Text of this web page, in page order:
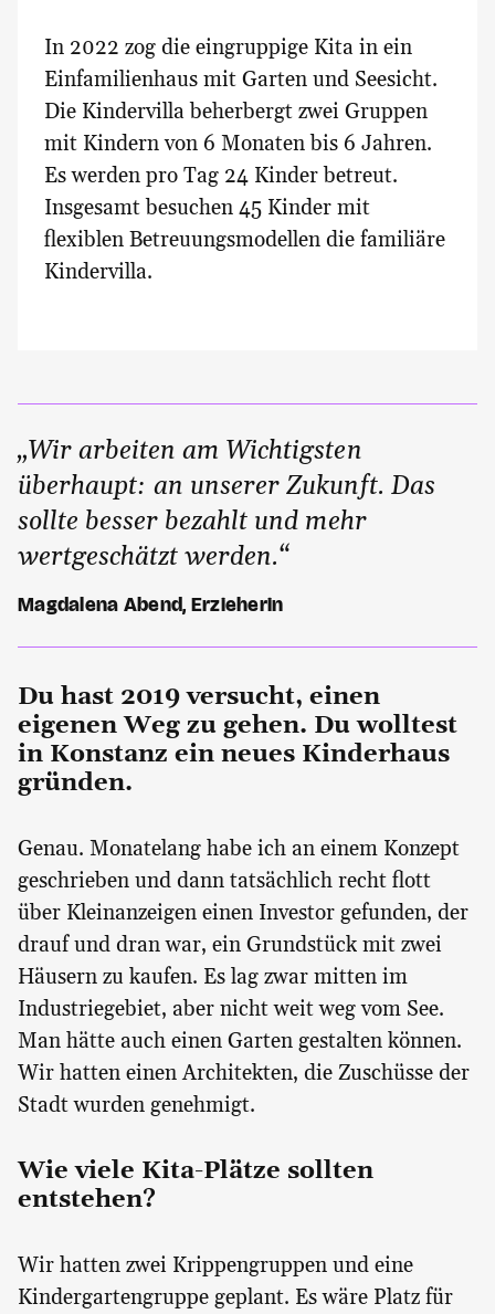
In 2022 zog die eingruppige Kita in ein
Einfamilienhaus mit Garten und Seesicht.
Die Kindervilla beherbergt zwei Gruppen
mit Kindern von 6 Monaten bis 6 Jahren.
Es werden pro Tag 24 Kinder betreut.
Insgesamt besuchen 45 Kinder mit
flexiblen Betreuungsmodellen die familiäre
Kindervilla.
„Wir arbeiten am Wichtigsten
überhaupt: an unserer Zukunft. Das
sollte besser bezahlt und mehr
wertgeschätzt werden.“
Magdalena Abend, Erzieherin
Du hast 2019 versucht, einen
eigenen Weg zu gehen. Du wolltest
in Konstanz ein neues Kinderhaus
gründen.
Genau. Monatelang habe ich an einem Konzept
geschrieben und dann tatsächlich recht flott
über Kleinanzeigen einen Investor gefunden, der
drauf und dran war, ein Grundstück mit zwei
Häusern zu kaufen. Es lag zwar mitten im
Industriegebiet, aber nicht weit weg vom See.
Man hätte auch einen Garten gestalten können.
Wir hatten einen Architekten, die Zuschüsse der
Stadt wurden genehmigt.
Wie viele Kita-Plätze sollten
entstehen?
Wir hatten zwei Krippengruppen und eine
Kindergartengruppe geplant. Es wäre Platz für